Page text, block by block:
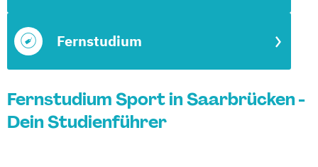
Fernstudium
Fernstudium Sport in Saarbrücken -
Dein Studienführer